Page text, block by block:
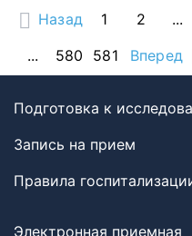
Назад 1 2 ...
...
580 581 Вперед
Подготовка к
Запись на прием
Правила
Электронная приемная